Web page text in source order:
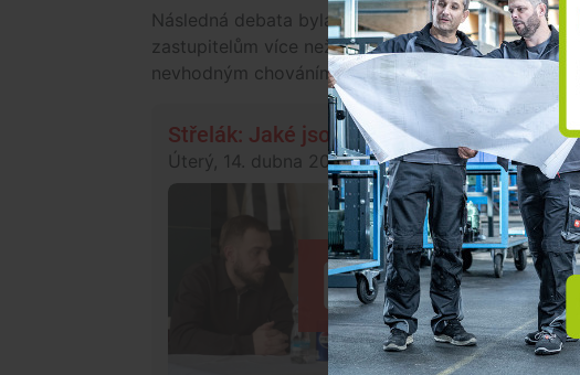
Následná debata byla vášnivá a včetně obědové
zastupitelům více než šest hodin. Město při ní
nevhodným chováním zástupců klubu i nedůvěrou
Střelák: Jaké jsou scénáře pro Dynamo?
Úterý, 14. dubna 2026, 15:00 Fotbal